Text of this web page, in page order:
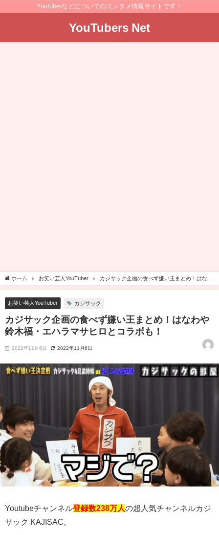
Youtuberなどについてのエンタメ情報サイトです！
YouTubers Net
ホーム お笑い芸人YouTuber
カジサック企画の食べず嫌い王まとめ！はなわ
や鈴木福・エハラマサヒロとコラボも！
お笑い芸人YouTuber カジサック
カジサック企画の食べず嫌い王まとめ！はなわや
鈴木福・エハラマサヒロとコラボも！
2022年11月6日 2022年11月6日
Youtubeチャンネル登録数238万人の超人気チャンネルカジ
サック KAJISAC。